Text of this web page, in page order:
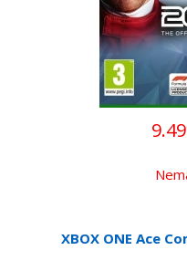
XBOX ONE Ace